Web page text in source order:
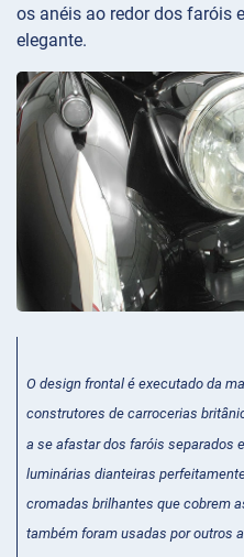
os anéis ao redor dos faróis
elegante.
O design frontal é executado da
construtores de carrocerias
a se afastar dos faróis separados
luminárias dianteiras
cromadas brilhantes que cobrem
também foram usadas por outros